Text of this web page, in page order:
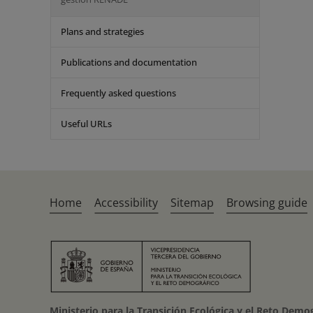
Plans and strategies
Publications and documentation
Frequently asked questions
Useful URLs
Home Accessibility Sitemap Browsing guide